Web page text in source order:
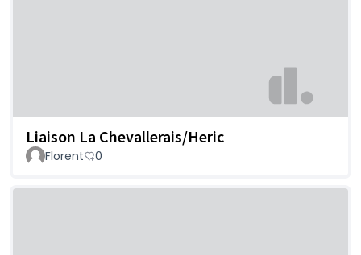
Liaison La Chevallerais/Heric
Florent 0